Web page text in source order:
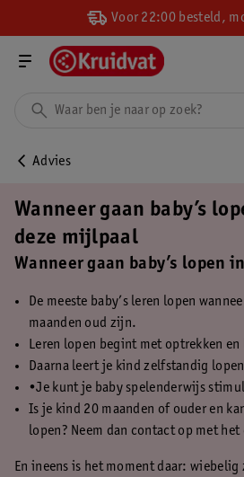
Voor 22:00 besteld,
Advies
Wanneer gaan baby’s
deze mijlpaal
Wanneer gaan baby’s lopen
De meeste baby’s leren lopen
maanden oud zijn.
Leren lopen begint met optrekken
Daarna leert je kind zelfstandig
•Je kunt je baby spelenderwijs
Is je kind 20 maanden of ouder en
lopen? Neem dan contact op met
En ineens is het moment daar: